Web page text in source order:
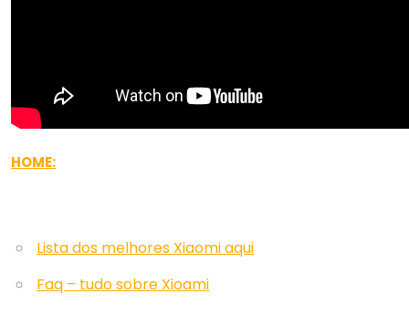
HOME:
Lista dos melhores Xiaomi aqui
Faq – tudo sobre Xioami